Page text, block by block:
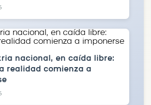
nacional, en caída libre:
realidad comienza a